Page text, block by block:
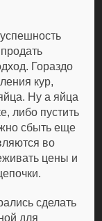
Гораздо
кур,
Ну а яйца
либо пустить
сбыть еще
во
цены и
сделать
для